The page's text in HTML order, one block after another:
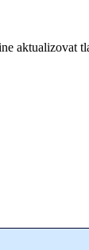
aktualizovat